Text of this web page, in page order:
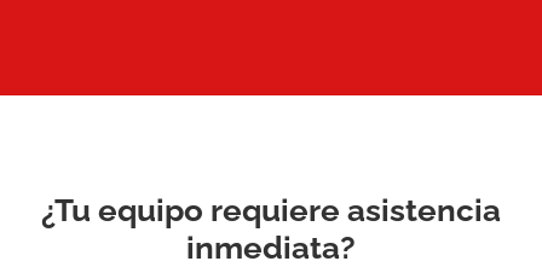
¿Tu equipo requiere asistencia
inmediata?